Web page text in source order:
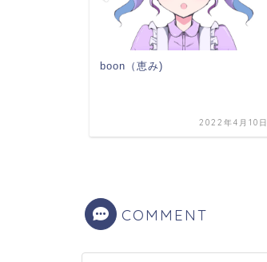
boon（恵み)
2022年4月10日
COMMENT